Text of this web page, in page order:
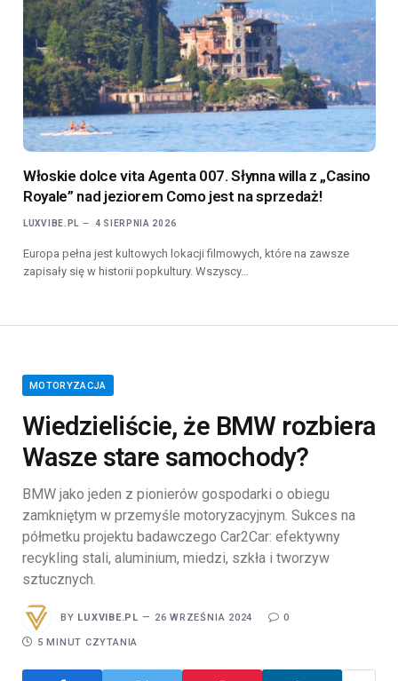
Włoskie dolce vita Agenta 007. Słynna willa z „Casino
Royale” nad jeziorem Como jest na sprzedaż!
LUXVIBE.PL 4 SIERPNIA 2026
Europa pełna jest kultowych lokacji filmowych, które na zawsze
zapisały się w historii popkultury. Wszyscy…
MOTORYZACJA
Wiedzieliście, że BMW rozbiera
Wasze stare samochody?
BMW jako jeden z pionierów gospodarki o obiegu
zamkniętym w przemyśle motoryzacyjnym. Sukces na
półmetku projektu badawczego Car2Car: efektywny
recykling stali, aluminium, miedzi, szkła i tworzyw
sztucznych.
BY LUXVIBE.PL 26 WRZEŚNIA 2024 0
5 MINUT CZYTANIA